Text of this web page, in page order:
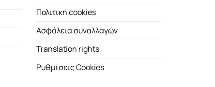
Πολιτική cookies
Ασφάλεια συναλλαγών
Translation rights
Ρυθμίσεις Cookies